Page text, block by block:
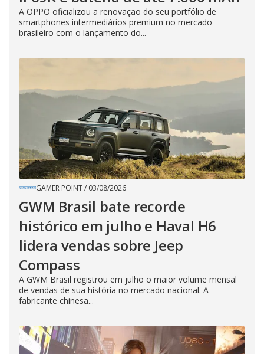
A OPPO oficializou a renovação do seu portfólio de
smartphones intermediários premium no mercado
brasileiro com o lançamento do...
GAMER POINT/ 03/08/2026
GWM Brasil bate recorde
histórico em julho e Haval H6
lidera vendas sobre Jeep
Compass
A GWM Brasil registrou em julho o maior volume mensal
de vendas de sua história no mercado nacional. A
fabricante chinesa...